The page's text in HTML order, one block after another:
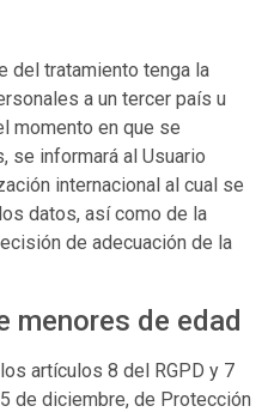
del tratamiento tenga la
a un tercer país u
momento en que se
se informará al Usuario
internacional al cual se
datos, así como de la
de adecuación de la
menores de edad
artículos 8 del RGPD y 7
de diciembre, de Protección